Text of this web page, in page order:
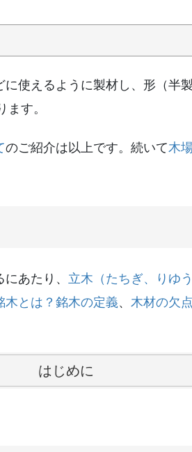
使えるように製材し、形（半
す。
のご紹介は以上です。続いて木
あたり、 立木（たちぎ、りゆう
木とは？銘木の定義、 木材の欠点
はじめに